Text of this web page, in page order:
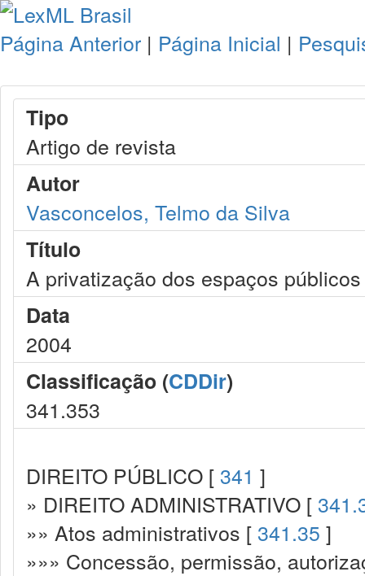
Página Anterior | Página Inicial |
Tipo
Artigo de revista
Autor
Vasconcelos, Telmo da Silva
Título
A privatização dos espaços públicos
Data
2004
Classificação (CDDir)
341.353
DIREITO PÚBLICO [ 341 ]
» DIREITO ADMINISTRATIVO [
»» Atos administrativos [ 341.35 ]
»»» Concessão, permissão,